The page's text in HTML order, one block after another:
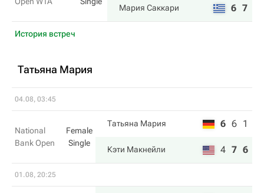
Мария Саккари 6 7
История встреч
Татьяна Мария
04.08, 03:45
National
Bank Open
Female
Single
Татьяна Мария 6 6 1
Кэти Макнейли 4 7 6
01.08, 20:25